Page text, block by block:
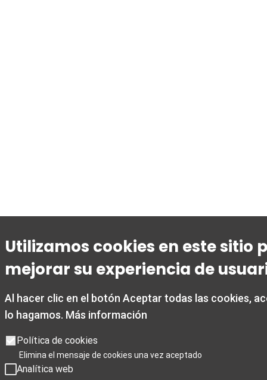
Utilizamos cookies en este sitio
mejorar su experiencia de
Al hacer clic en el botón Aceptar todas las cookies,
lo hagamos. Más información
Política de cookies
Elimina el mensaje de cookies una vez aceptado
Analítica web